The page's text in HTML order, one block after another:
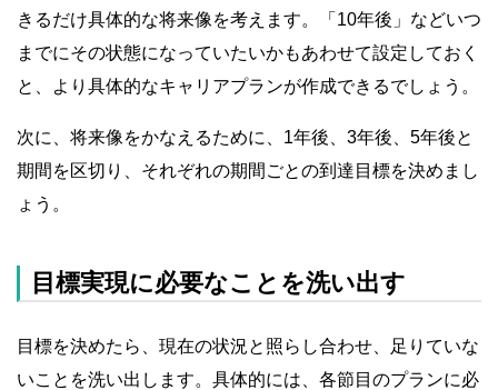
きるだけ具体的な将来像を考えます。「10年後」などいつ
までにその状態になっていたいかもあわせて設定しておく
と、より具体的なキャリアプランが作成できるでしょう。
次に、将来像をかなえるために、1年後、3年後、5年後と
期間を区切り、それぞれの期間ごとの到達目標を決めまし
ょう。
目標実現に必要なことを洗い出す
目標を決めたら、現在の状況と照らし合わせ、足りていな
いことを洗い出します。具体的には、各節目のプランに必